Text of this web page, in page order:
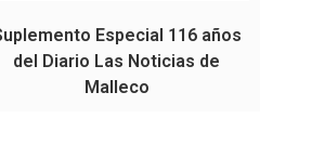
Especial 116 años
del Diario Las Noticias de
Malleco